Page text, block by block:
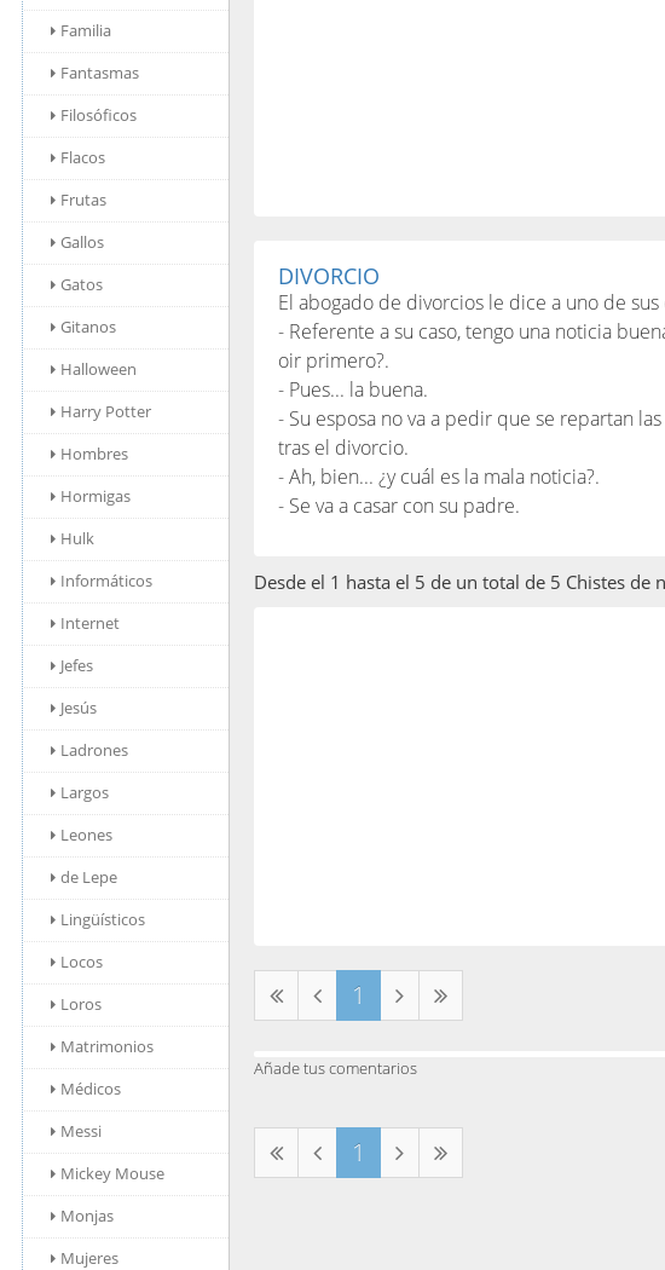
Familia
Fantasmas
Filosóficos
Flacos
Frutas
Gallos
Gatos
Gitanos
Halloween
Harry Potter
Hombres
Hormigas
Hulk
Informáticos
Internet
Jefes
Jesús
Ladrones
Largos
Leones
de Lepe
Lingüísticos
Locos
Loros
Matrimonios
Médicos
Messi
Mickey Mouse
Monjas
Mujeres
DIVORCIO
El abogado de divorcios le dice a uno de sus
- Referente a su caso, tengo una noticia
oir primero?.
- Pues... la buena.
- Su esposa no va a pedir que se repartan
tras el divorcio.
- Ah, bien... ¿y cuál es la mala noticia?.
- Se va a casar con su padre.
Desde el 1 hasta el 5 de un total de 5 Chistes de
1
Añade tus comentarios
1